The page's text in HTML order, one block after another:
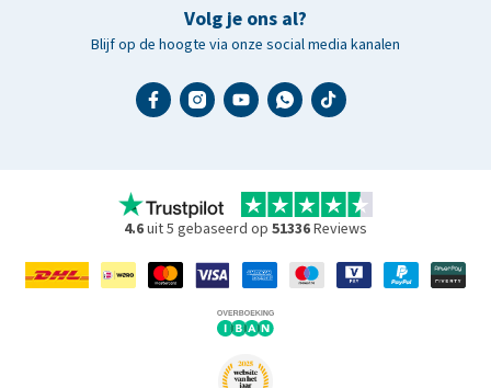
Volg je ons al?
Blijf op de hoogte via onze social media kanalen
4.6uit 5 gebaseerd op 51336Reviews